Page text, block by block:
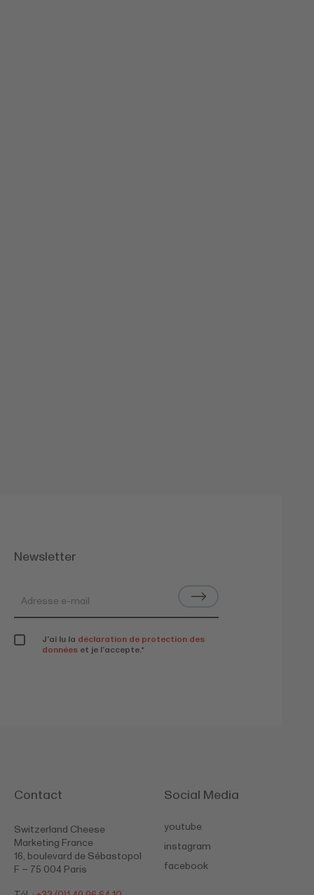
Newsletter
J’ai lu la déclaration de protection des
données et je l’accepte.*
Contact
Switzerland Cheese
Marketing France
16, boulevard de Sébastopol
F – 75 004 Paris
Social Media
youtube
instagram
facebook